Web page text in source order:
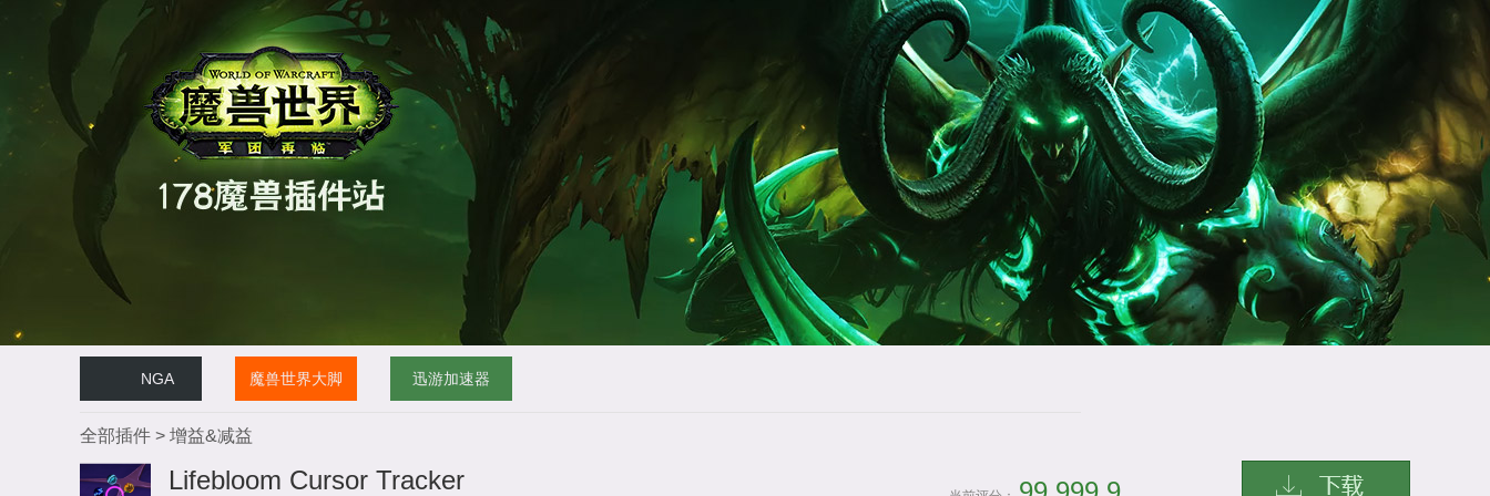
NGA 魔兽世界大脚 迅游加速器
全部插件 > 增益&减益
Lifebloom Cursor Tracker